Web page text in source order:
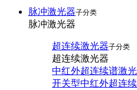
脉冲激光器子分类
脉冲激光器
超连续激光器子分类
超连续激光器
中红外超连续谱激
开关型中红外超连